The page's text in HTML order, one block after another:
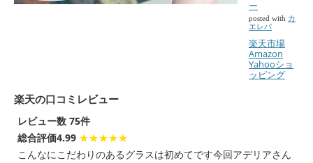
ー
posted with カ
エレバ
楽天市場
Amazon
Yahooショ
ッピング
楽天の口コミレビュー
レビュー数 75件
総合評価4.99 ★★★★★
こんなにこだわりのあるグラスは初めてです今回アデリアさん